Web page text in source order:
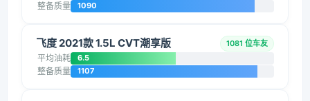
整备质量 1090
飞度 2021款 1.5L CVT潮享版 1081 位车友
平均油耗 6.5
整备质量 1107